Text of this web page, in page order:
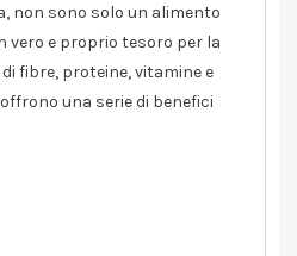
non sono solo un alimento
vero e proprio tesoro per la
fibre, proteine, vitamine e
una serie di benefici